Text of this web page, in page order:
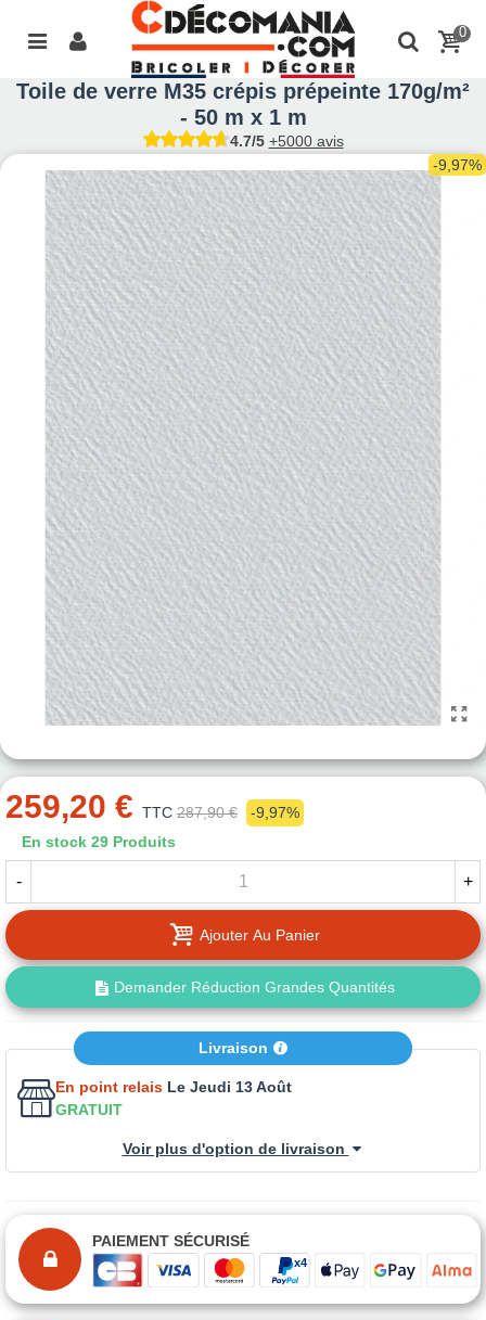
0
Toile de verre M35 crépis prépeinte 170g/m²
- 50 m x 1 m
4.7/5 +5000 avis
-9,97%
259,20 € TTC 287,90 €
-9,97%
En stock 29 Produits
- +
Ajouter Au Panier
Demander Réduction Grandes Quantités
Livraison
En point relais Le Jeudi 13 Août
GRATUIT
Voir plus d'option de livraison
PAIEMENT SÉCURISÉ